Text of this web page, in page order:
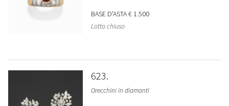
BASE D'ASTA€ 1.500
Lotto chiuso
623
Orecchini in diamanti